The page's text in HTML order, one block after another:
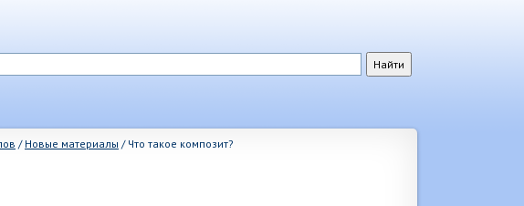
/ Новые материалы / Что такое композит?